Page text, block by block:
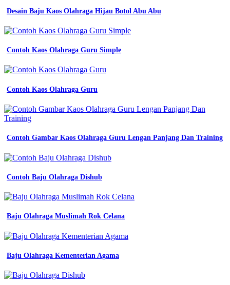
depan
untuk
kaos
vector
baju
polos
gratis
cdr
x7
ozza
konveksi
jogja
Baju
Seragam
baju
polos
51
koleksi
gambar
desain
Desain Baju Kaos Olahraga Hijau Botol Abu Abu
Contoh Kaos Olahraga Guru Simple
Contoh Kaos Olahraga Guru
Contoh Gambar Kaos Olahraga Guru Lengan Panjang Dan Training
Contoh Baju Olahraga Dishub
Baju Olahraga Muslimah Rok Celana
Baju Olahraga Kementerian Agama